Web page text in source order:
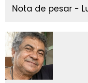
Nota de pesar -